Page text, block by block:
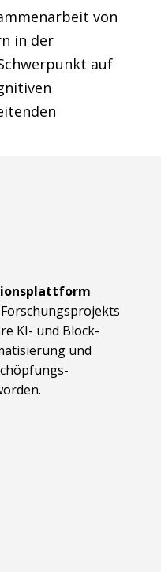
von
in der
auf
KI- und Block­
und